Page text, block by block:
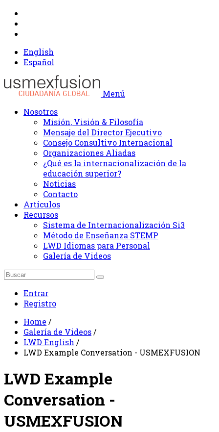
English
Español
Menú
Nosotros
Misión, Visión & Filosofía
Mensaje del Director Ejecutivo
Consejo Consultivo Internacional
Organizaciones Aliadas
¿Qué es la internacionalización de la
educación superior?
Noticias
Contacto
Artículos
Recursos
Sistema de Internacionalización Si3
Método de Enseñanza STEMP
LWD Idiomas para Personal
Galería de Videos
Entrar
Registro
Home /
Galería de Videos/
LWD English /
LWD Example Conversation - USMEXFUSION
LWD Example
Conversation -
USMEXFUSION